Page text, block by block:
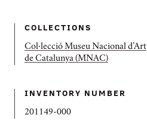
COLLECTIONS
Col·lecció Museu Nacional d’Art
de Catalunya (MNAC)
INVENTORY NUMBER
201149-000